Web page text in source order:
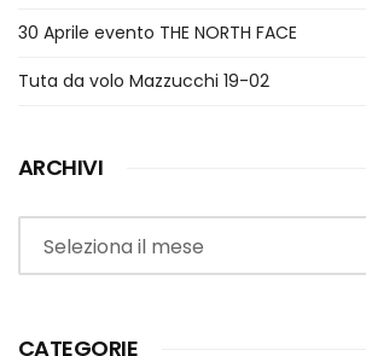
30 Aprile evento THE NORTH FACE
Tuta da volo Mazzucchi 19-02
ARCHIVI
Archivi
CATEGORIE